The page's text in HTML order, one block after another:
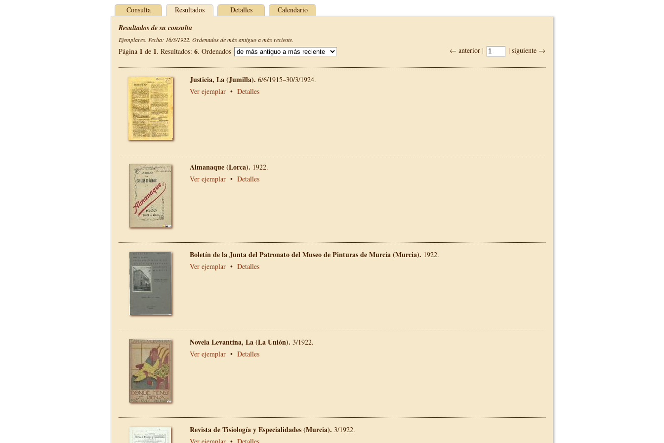
Consulta Resultados Detalles Calendario
Resultados de su consulta
Ejemplares. Fecha: 16/3/1922. Ordenados de más antiguo a más reciente.
← anterior | | siguiente →
Página 1 de 1. Resultados: 6. Ordenados
Justicia, La (Jumilla). 6/6/1915–30/3/1924.
Ver ejemplar • Detalles
Almanaque (Lorca). 1922.
Ver ejemplar • Detalles
Boletín de la Junta del Patronato del Museo de Pinturas de Murcia (Murcia). 1922.
Ver ejemplar • Detalles
Novela Levantina, La (La Unión). 3/1922.
Ver ejemplar • Detalles
Revista de Tisiología y Especialidades (Murcia). 3/1922.